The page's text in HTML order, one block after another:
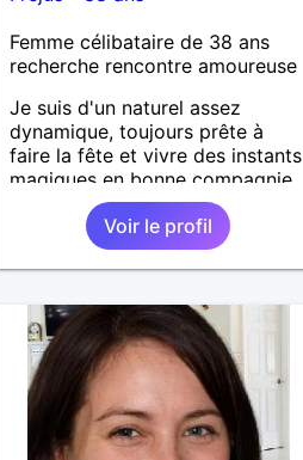
Femme célibataire de 38 ans
recherche rencontre amoureuse
Je suis d'un naturel assez
dynamique, toujours prête à
faire la fête et vivre des instants
magiques en bonne compagnie,
ciné, resto, bar-pub, ou une
bonne soirée en duo.
Voir le profil